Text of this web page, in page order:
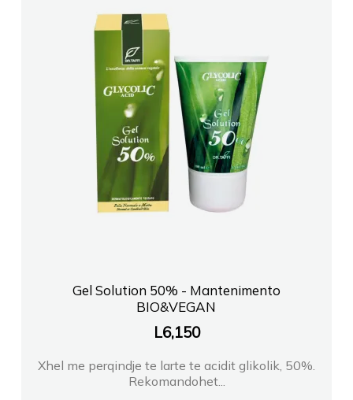
Gel Solution 50% - Mantenimento
BIO&VEGAN
L6,150
Xhel me perqindje te larte te acidit glikolik, 50%.
Rekomandohet...